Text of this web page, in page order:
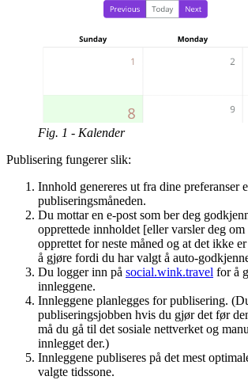
Fig. 1 - Kalender
Publisering fungerer slik:
Innhold genereres ut fra dine preferanser
publiseringsmåneden.
Du mottar en e-post som ber deg
opprettede innholdet [eller varsler deg
opprettet for neste måned og at det ikke
å gjøre fordi du har valgt å auto-
Du logger inn på social.wink.travel for å
innleggene.
Innleggene planlegges for publisering.
publiseringsjobben hvis du gjør det før
må du gå til det sosiale nettverket og
innlegget der.)
Innleggene publiseres på det mest
valgte tidssone.